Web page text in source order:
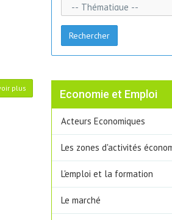
plus
Rechercher
Economie et Emploi
Acteurs Economiques
Les zones d'activités
L'emploi et la formation
Le marché